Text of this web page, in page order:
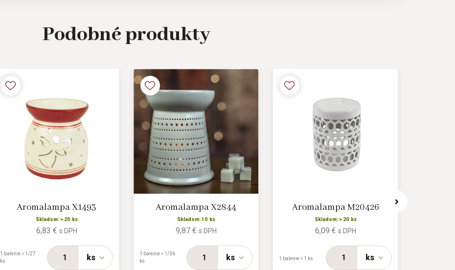
Podobnéprodukty
Aromalampa X1493
Skladom: > 20 ks
6,83 € s DPH
ks
1 balenie = 1/27
ks
Aromalampa X2844
Skladom: 10 ks
9,87 € s DPH
ks
1 balenie = 1/36
ks
Aromalampa M20426
Skladom: > 20 ks
6,09 € s DPH
ks
1 balenie = 1 ks